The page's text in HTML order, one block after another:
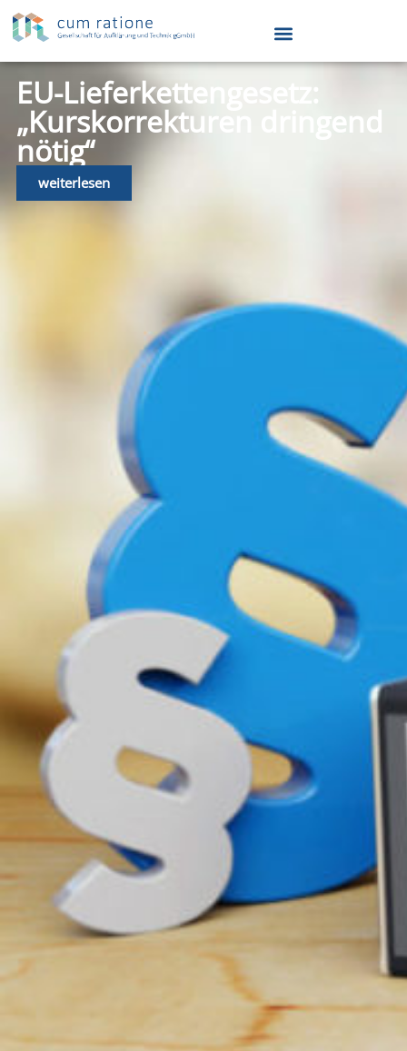
EU-Lieferkettengesetz:
„Kurskorrekturen dringend
nötig“
weiterlesen